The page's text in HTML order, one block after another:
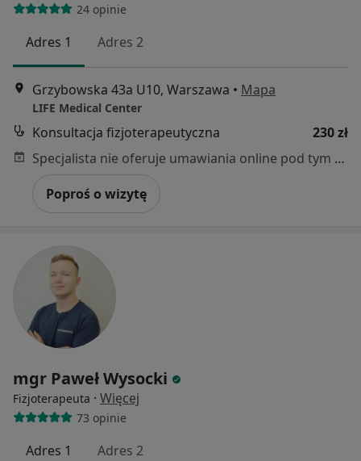
24 opinie
Adres 1 Adres 2
Grzybowska 43a U10, Warszawa • Mapa
LIFE Medical Center
Konsultacja fizjoterapeutyczna
230 zł
Specjalista nie oferuje umawiania online pod tym adresem.
Poproś o wizytę
mgr Paweł Wysocki
Fizjoterapeuta · Więcej
73 opinie
Adres 1 Adres 2